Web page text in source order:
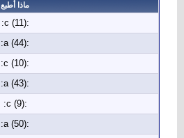
ماذا أطبع
:c (11):
:a (44):
:c (10):
:a (43):
:c (9):
:a (50):